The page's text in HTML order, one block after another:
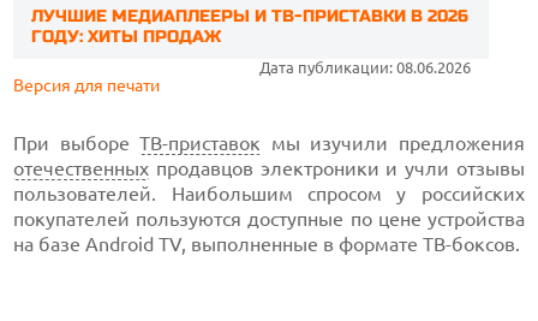
ЛУЧШИЕ МЕДИАПЛЕЕРЫ И ТВ-ПРИСТАВКИ В 2026
ГОДУ: ХИТЫ ПРОДАЖ
Дата публикации: 08.06.2026
Версия для печати
При выбореТВ-приставок мы изучили предложения
отечественных продавцов электроники и учли отзывы
пользователей. Наибольшим спросом у российских
покупателей пользуются доступные по цене устройства
на базе Android TV, выполненные в формате ТВ-боксов.